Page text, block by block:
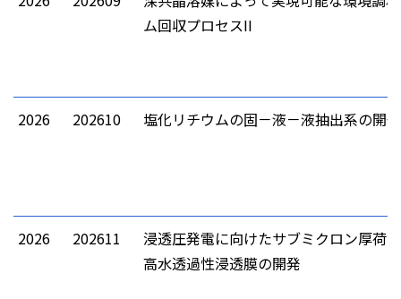
ム回収プロセスII
2026 202610 塩化リチウムの固－液－液抽出系の開発
2026 202611
浸透圧発電に向けたサブミクロン厚荷
高水透過性浸透膜の開発